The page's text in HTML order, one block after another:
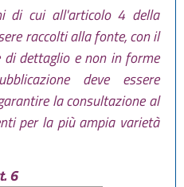
di cui all'articolo 4 della
raccolti alla fonte, con il
dettaglio e non in forme
deve essere
la consultazione al
per la più ampia varietà
6